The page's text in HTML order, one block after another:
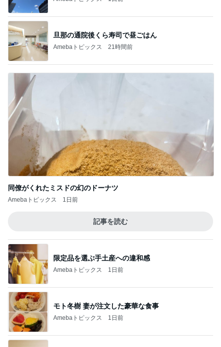
旦那の通院後くら寿司で昼ごはん
Amebaトピックス 21時間前
同僚がくれたミスドの幻のドーナツ
Amebaトピックス 1日前
記事を読む
限定品を選ぶ手土産への違和感
Amebaトピックス 1日前
モト冬樹 妻が注文した豪華な食事
Amebaトピックス 1日前